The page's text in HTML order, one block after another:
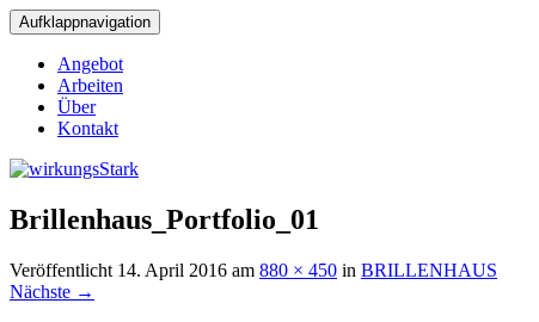
Aufklappnavigation
Angebot
Arbeiten
Über
Kontakt
Brillenhaus_Portfolio_01
Veröffentlicht 14. April 2016 am 880 × 450 in BRILLENHAUS
Nächste →